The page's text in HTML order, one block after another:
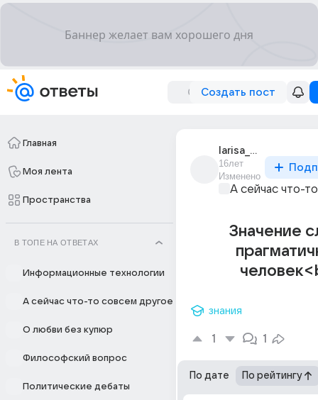
Создать пост
Главная
Моя лента
Пространства
В ТОПЕ НА ОТВЕТАХ
Информационные технологии
А сейчас что-то совсем другое
О любви без купюр
Философский вопрос
Политические дебаты
larisa_snizhko
16лет
Изменено
А сейчас что-
Значение
знания
1 1
По дате По рейтингу